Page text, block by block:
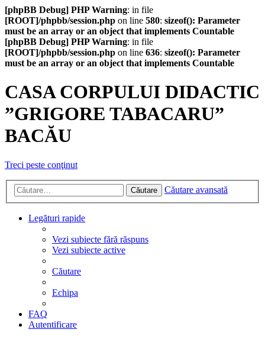
[phpBB Debug] PHP Warning: in file
[ROOT]/phpbb/session.php on line 580: sizeof(): Parameter
must be an array or an object that implements Countable
[phpBB Debug] PHP Warning: in file
[ROOT]/phpbb/session.php on line 636: sizeof(): Parameter
must be an array or an object that implements Countable
CASA CORPULUI DIDACTIC
”GRIGORE TABACARU”
BACĂU
Treci peste conţinut
Căutare Căutare avansată
Legături rapide
Vezi subiecte fără răspuns
Vezi subiecte active
Căutare
Echipa
FAQ
Autentificare